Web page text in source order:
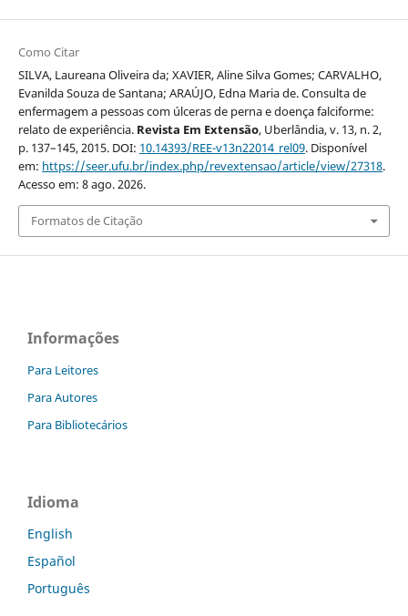
Como Citar
SILVA, Laureana Oliveira da; XAVIER, Aline Silva Gomes; CARVALHO,
Evanilda Souza de Santana; ARAÚJO, Edna Maria de. Consulta de
enfermagem a pessoas com úlceras de perna e doença falciforme:
relato de experiência. Revista Em Extensão, Uberlândia, v. 13, n. 2,
p. 137–145, 2015. DOI: 10.14393/REE-v13n22014_rel09. Disponível
em: https://seer.ufu.br/index.php/revextensao/article/view/27318.
Acesso em: 8 ago. 2026.
Formatos de Citação
Informações
Para Leitores
Para Autores
Para Bibliotecários
Idioma
English
Español
Português